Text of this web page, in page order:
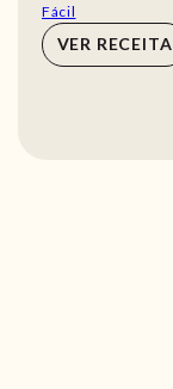
Fácil
VER RECEITA